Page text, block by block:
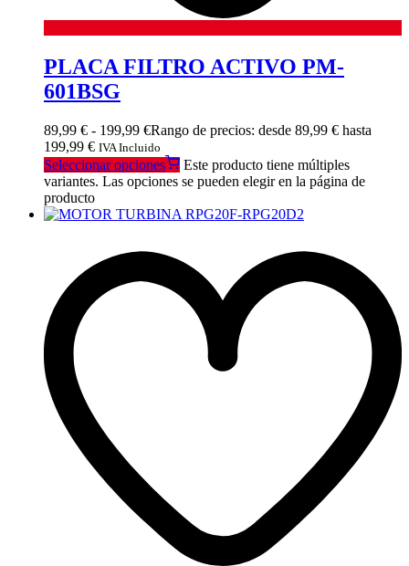
PLACA FILTRO ACTIVO PM-
601BSG
89,99 € - 199,99 €Rango de precios: desde 89,99 € hasta
199,99 € IVA Incluido
Seleccionar opciones
Este producto tiene múltiples
variantes. Las opciones se pueden elegir en la página de
producto